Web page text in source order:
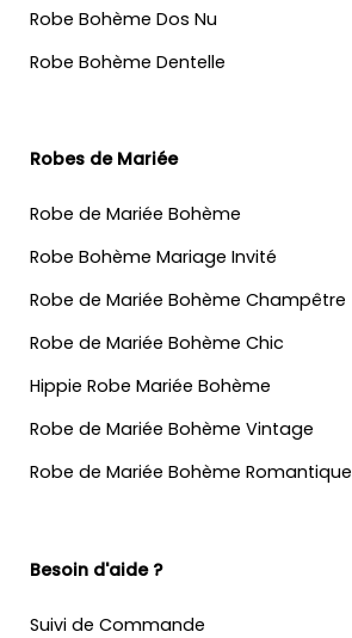
Robe Bohème Dos Nu
Robe Bohème Dentelle
Robes de Mariée
Robe de Mariée Bohème
Robe Bohème Mariage Invité
Robe de Mariée Bohème Champêtre
Robe de Mariée Bohème Chic
Hippie Robe Mariée Bohème
Robe de Mariée Bohème Vintage
Robe de Mariée Bohème Romantique
Besoin d'aide ?
Suivi de Commande